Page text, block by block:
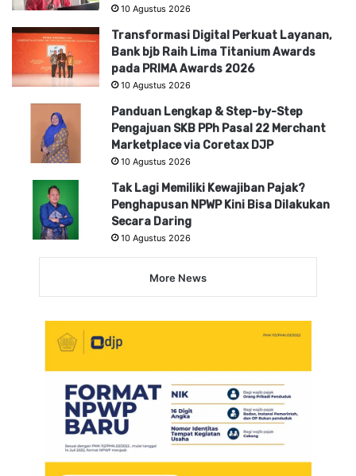
10 Agustus 2026
Transformasi Digital Perkuat Layanan,
Bank bjb Raih Lima Titanium Awards
pada PRIMA Awards 2026
10 Agustus 2026
Panduan Lengkap & Step-by-Step
Pengajuan SKB PPh Pasal 22 Merchant
Marketplace via Coretax DJP
10 Agustus 2026
Tak Lagi Memiliki Kewajiban Pajak?
Penghapusan NPWP Kini Bisa Dilakukan
Secara Daring
10 Agustus 2026
More News